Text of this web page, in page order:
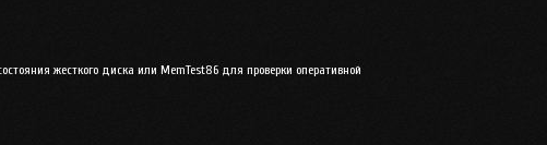
жесткого диска илиMemTest86 для проверки оперативной